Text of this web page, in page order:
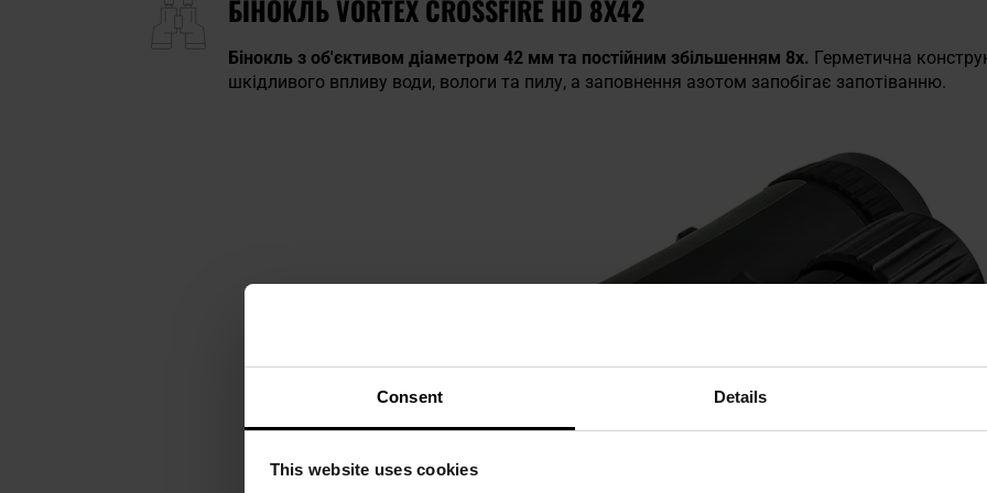
Consent Details
This website uses cookies
БІНОКЛЬ VORTEX CROSSFIRE HD 8X42
Бінокль з об'єктивом діаметром 42 мм та постійним збільшенням 8x. Герметична
шкідливого впливу води, вологи та пилу, а заповнення азотом запобігає запотіванню.